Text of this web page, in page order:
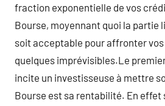
fraction exponentielle de vos
Bourse, moyennant quoi la partie
soit acceptable pour affronter
quelques imprévisibles.Le
incite un investisseuse à mettre
Bourse est sa rentabilité. En effet